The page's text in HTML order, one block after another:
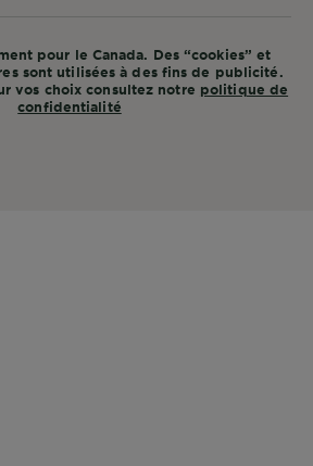
pour le Canada. Des “cookies” et
sont utilisées à des fins de publicité.
vos choix consultez notre politique de
confidentialité